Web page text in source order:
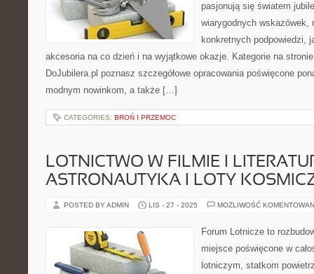
pasjonują się światem
wiarygodnych wskazówek,
konkretnych podpowiedzi,
akcesoria na co dzień i na wyjątkowe okazje. Kategorie na
DoJubilera.pl poznasz szczegółowe opracowania poświęcone
modnym nowinkom, a także […]
CATEGORIES: BROŃ I PRZEMOC
LOTNICTWO W FILMIE I
ASTRONAUTYKA I LOTY
POSTED BY ADMIN LIS - 27 - 2025 MOŻLIWOŚĆ
Forum Lotnicze to
miejsce poświęcone w
lotniczym, statkom